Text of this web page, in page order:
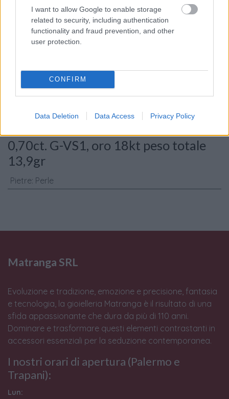
I want to allow Google to enable storage
related to security, including authentication
functionality and fraud prevention, and other
user protection.
CONFIRM
Data Deletion Data Access Privacy Policy
Consenso al
trattamento dati
Caratteristiche: Orecchini perle
0,70ct. G-VS1, oro 18kt peso totale
13,9gr
Pietre: Perle
Matranga SRL
Evoluzione e tradizione, emozione e precisione, fantasia
e tecnologia, la gioielleria Matranga è il risultato di una
sfida appassionante che dura da più di 110 anni.
Dominare e trasformare questi elementi contrastanti in
accessori essenziali per la seduzione contemporanea.
I nostri orari di apertura (Palermo e
Trapani):
Lun: